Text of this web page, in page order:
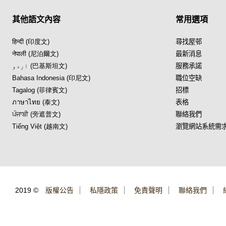
其他語文內容
हिन्दी (印度文)
नेपाली (尼泊爾文)
اردو (巴基斯坦文)
Bahasa Indonesia (印尼文)
Tagalog (菲律賓文)
ภาษาไทย (泰文)
ਪੰਜਾਬੀ (旁遮普文)
Tiếng Việt (越南文)
常用選項
尋找屋邨
最新消息
服務承諾
職位空缺
招標
表格
聯絡我們
瀏覽網站系統需
2019 © 版權公告 私隱政策 免責聲明 聯絡我們